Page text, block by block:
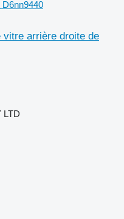
D6nn9440
vitre arrière droite de
LTD